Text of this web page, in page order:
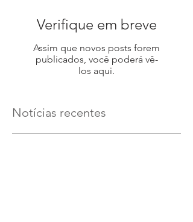
Verifique em breve
Assim que novos posts forem
publicados, você poderá vê-
los aqui.
Notícias recentes